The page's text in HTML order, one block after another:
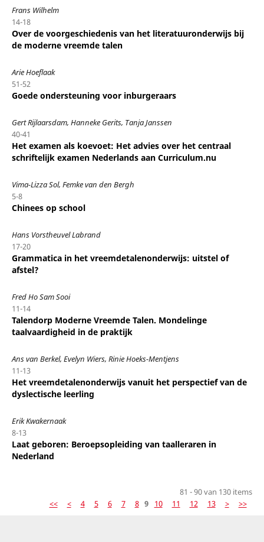
Frans Wilhelm
14-18
Over de voorgeschiedenis van het literatuuronderwijs bij
de moderne vreemde talen
Arie Hoeflaak
51-52
Goede ondersteuning voor inburgeraars
Gert Rijlaarsdam, Hanneke Gerits, Tanja Janssen
40-41
Het examen als koevoet: Het advies over het centraal
schriftelijk examen Nederlands aan Curriculum.nu
Vima-Lizza Sol, Femke van den Bergh
5-8
Chinees op school
Hans Vorstheuvel Labrand
17-20
Grammatica in het vreemdetalenonderwijs: uitstel of
afstel?
Fred Ho Sam Sooi
11-14
Talendorp Moderne Vreemde Talen. Mondelinge
taalvaardigheid in de praktijk
Ans van Berkel, Evelyn Wiers, Rinie Hoeks-Mentjens
11-13
Het vreemdetalenonderwijs vanuit het perspectief van de
dyslectische leerling
Erik Kwakernaak
8-13
Laat geboren: Beroepsopleiding van taalleraren in
Nederland
81 - 90 van 130 items
<<
< 4 5 6 7 8 9 10 11 12 13 > >>